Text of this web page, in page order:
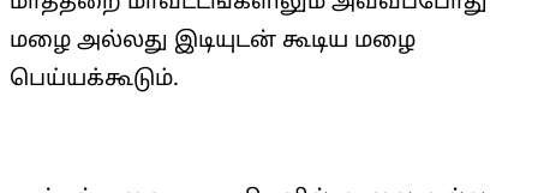
மழை அல்லது இடியுடன் கூடிய மழை
பெய்யக்கூடும்.